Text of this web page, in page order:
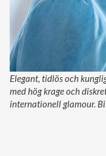
Elegant, tidlös och
med hög krage och
internationell glamour.